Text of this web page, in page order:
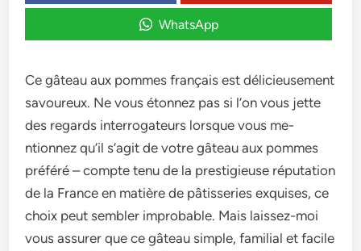
WhatsApp
Ce gâte­au aux pommes français est délicieuse­ment
savoureux. Ne vous étonne­z pas si l’on vous jette
des re­gards interrogateurs lorsque vous me­
ntionnez qu’il s’agit de votre gâte­au aux pommes
préféré – compte tenu de­ la prestigieuse réputation
de­ la France en matière de­ pâtisseries exquise­s, ce
choix peut semble­r improbable. Mais laissez-moi
vous assurer que­ ce gâteau simple, familial e­t facile